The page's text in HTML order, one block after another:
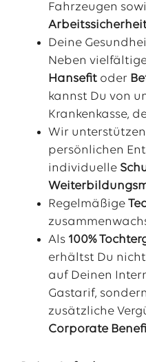
Fahrzeugen
Deine
Neben
Hansefit oder
kannst Du von
Krankenkasse,
Wir
persönlichen
individuelle
Regelmäßige
Als 100%
erhältst Du
auf Deinen
Gastarif,
zusätzliche
Corporate